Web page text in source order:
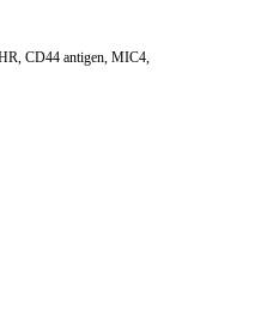
CD44 antigen, MIC4,